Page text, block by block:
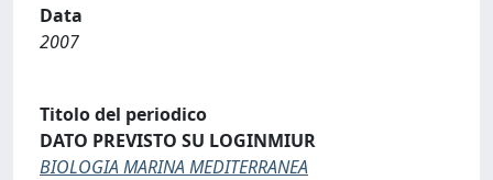
Data
2007
Titolo del periodico
DATO PREVISTO SU LOGINMIUR
BIOLOGIA MARINA MEDITERRANEA